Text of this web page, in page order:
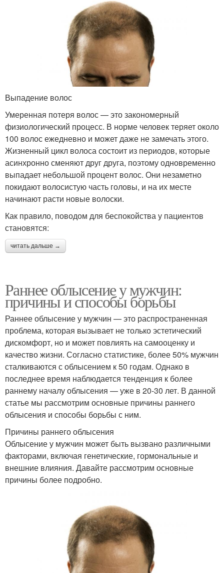
Выпадение волос
Умеренная потеря волос — это закономерный
физиологический процесс. В норме человек теряет около
100 волос ежедневно и может даже не замечать этого.
Жизненный цикл волоса состоит из периодов, которые
асинхронно сменяют друг друга, поэтому одновременно
выпадает небольшой процент волос. Они незаметно
покидают волосистую часть головы, и на их месте
начинают расти новые волоски.
Как правило, поводом для беспокойства у пациентов
становятся:
читать дальше →
Раннее облысение у мужчин:
причины и способы борьбы
Раннее облысение у мужчин — это распространенная
проблема, которая вызывает не только эстетический
дискомфорт, но и может повлиять на самооценку и
качество жизни. Согласно статистике, более 50% мужчин
сталкиваются с облысением к 50 годам. Однако в
последнее время наблюдается тенденция к более
раннему началу облысения — уже в 20-30 лет. В данной
статье мы рассмотрим основные причины раннего
облысения и способы борьбы с ним.
Причины раннего облысения
Облысение у мужчин может быть вызвано различными
факторами, включая генетические, гормональные и
внешние влияния. Давайте рассмотрим основные
причины более подробно.